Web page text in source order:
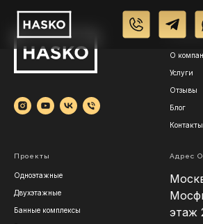
О
Услуги
Отзывы
Блог
Контакты
Проекты
Одноэтажные
Двухэтажные
Банные комплексы
Адрес
этаж